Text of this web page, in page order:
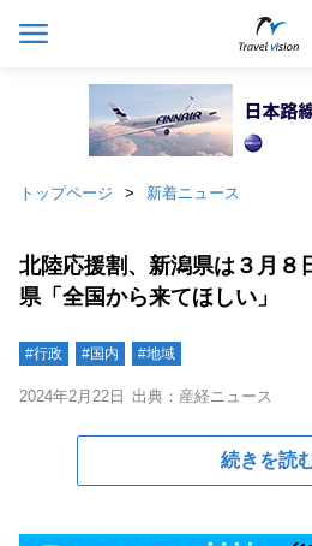
トップページ 新着ニュース
北陸応援割、新潟県は３月
県「全国から来てほしい」
#行政 #国内 #地域
2024年2月22日 出典：産経ニュース
続きを読